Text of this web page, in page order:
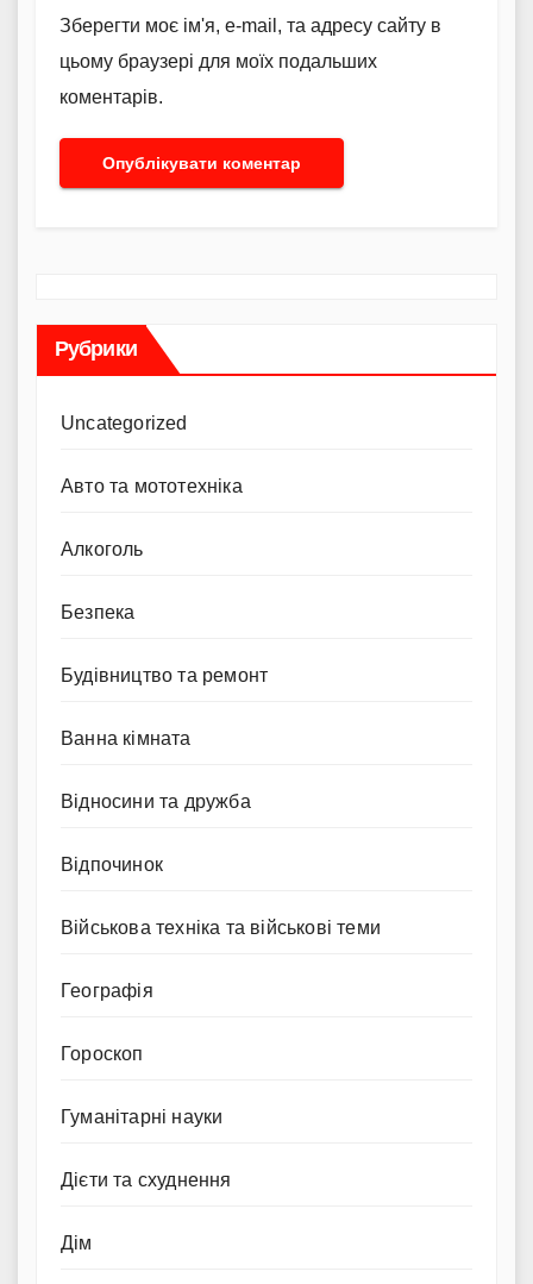
Зберегти моє ім'я, e-mail, та адресу сайту в
цьому браузері для моїх подальших
коментарів.
Рубрики
Uncategorized
Авто та мототехніка
Алкоголь
Безпека
Будівництво та ремонт
Ванна кімната
Відносини та дружба
Відпочинок
Військова техніка та військові теми
Географія
Гороскоп
Гуманітарні науки
Дієти та схуднення
Дім